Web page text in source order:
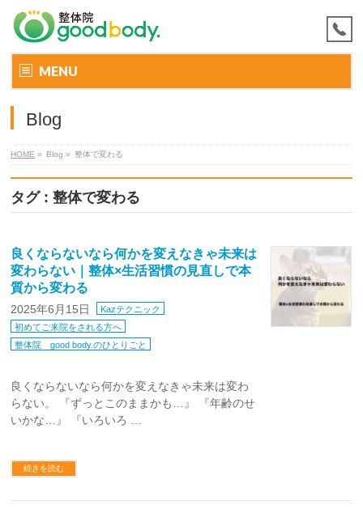
MENU
Blog
HOME » Blog » 整体で変わる
タグ : 整体で変わる
良くならないなら何かを変えなきゃ未来は
変わらない｜整体×生活習慣の見直しで本
質から変わる
2025年6月15日
Kazテクニック
初めてご来院をされる方へ
整体院 good body.のひとりごと
良くならないなら何かを変えなきゃ未来は変わ
らない。 『ずっとこのままかも…』 『年齢のせ
いかな…』 『いろいろ …
続きを読む